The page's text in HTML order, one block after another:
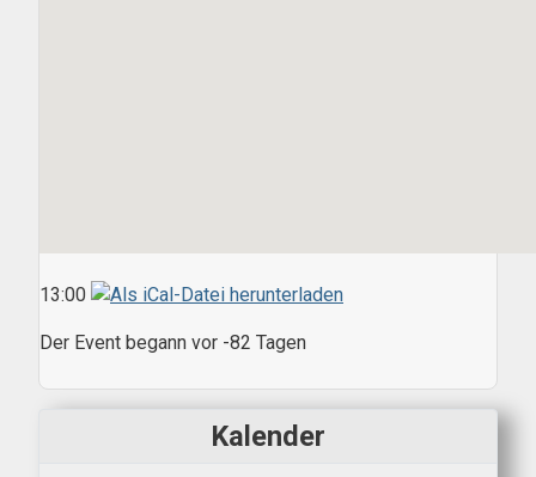
13:00
Der Event begann vor -82 Tagen
Kalender